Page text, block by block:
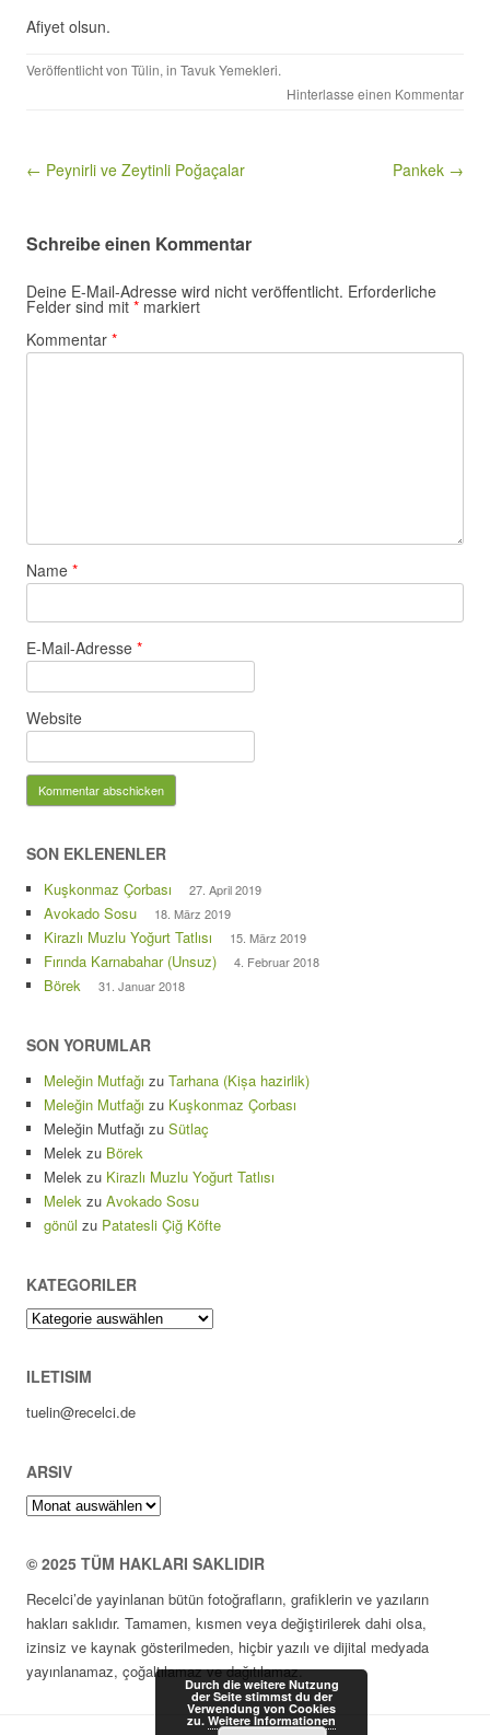
Afiyet olsun.
Veröffentlicht von Tülin, in Tavuk Yemekleri.
Hinterlasse einen Kommentar
Beitragsnavigation
← Peynirli ve Zeytinli Poğaçalar Pankek →
Schreibe einen Kommentar
Deine E-Mail-Adresse wird nicht veröffentlicht. Erforderliche
Felder sind mit * markiert
Kommentar *
Name *
E-Mail-Adresse *
Website
SON EKLENENLER
Kuşkonmaz Çorbası 27. April 2019
Avokado Sosu 18. März 2019
Kirazlı Muzlu Yoğurt Tatlısı 15. März 2019
Fırında Karnabahar (Unsuz) 4. Februar 2018
Börek 31. Januar 2018
SON YORUMLAR
Meleğin Mutfağı zu Tarhana (Kișa hazirlik)
Meleğin Mutfağı zu Kuşkonmaz Çorbası
Meleğin Mutfağı zu Sütlaç
Melek zu Börek
Melek zu Kirazlı Muzlu Yoğurt Tatlısı
Melek zu Avokado Sosu
gönül zu Patatesli Çiğ Köfte
KATEGORILER
Kategoriler
ILETISIM
tuelin@recelci.de
ARSIV
Arsiv
© 2025 TÜM HAKLARI SAKLIDIR
Recelci’de yayinlanan bütün fotoğrafların, grafiklerin ve yazıların
hakları saklıdır. Tamamen, kısmen veya değiştirilerek dahi olsa,
izinsiz ve kaynak gösterilmeden, hiçbir yazılı ve dijital medyada
yayınlanamaz, çoğaltılamaz ve dağıtılamaz.
Durch die weitere Nutzung
der Seite stimmst du der
Verwendung von Cookies
zu. Weitere Informationen